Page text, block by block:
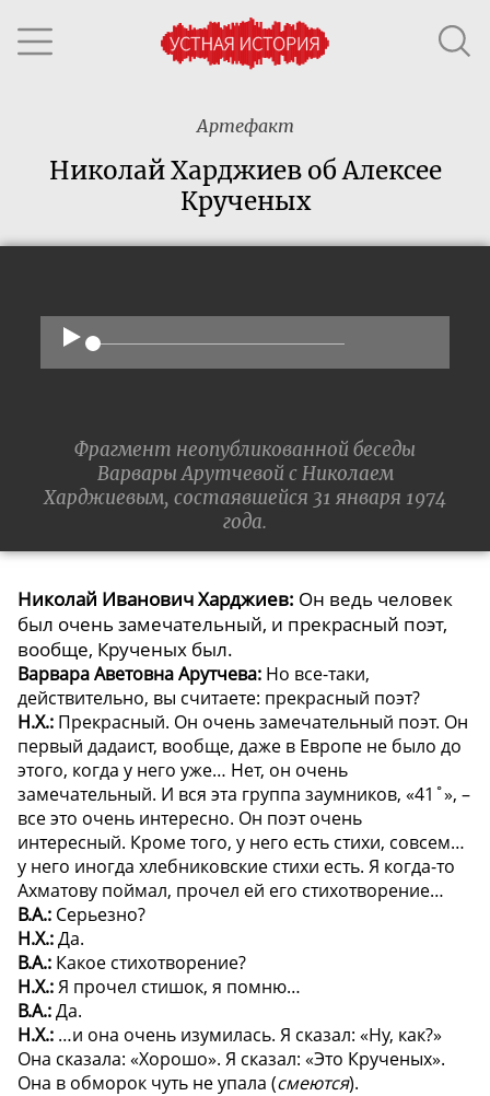
Артефакт
Николай Харджиев об Алексее
Крученых
Фрагмент неопубликованной беседы
Варвары Арутчевой с Николаем
Харджиевым, состаявшейся 31 января 1974
года.
Николай Иванович Харджиев: Он ведь человек
был очень замечательный, и прекрасный поэт,
вообще, Крученых был.
Варвара Аветовна Арутчева: Но все-таки,
действительно, вы считаете: прекрасный поэт?
Н.Х.: Прекрасный. Он очень замечательный поэт. Он
первый дадаист, вообще, даже в Европе не было до
этого, когда у него уже… Нет, он очень
замечательный. И вся эта группа заумников, «41˚», –
все это очень интересно. Он поэт очень
интересный. Кроме того, у него есть стихи, совсем…
у него иногда хлебниковские стихи есть. Я когда-то
Ахматову поймал, прочел ей его стихотворение…
В.А.: Серьезно?
Н.Х.:Да.
В.А.: Какое стихотворение?
Н.Х.:Я прочел стишок, я помню…
В.А.:Да.
Н.Х.: …и она очень изумилась. Я сказал: «Ну, как?»
Она сказала: «Хорошо». Я сказал: «Это Крученых».
Она в обморок чуть не упала (смеются).